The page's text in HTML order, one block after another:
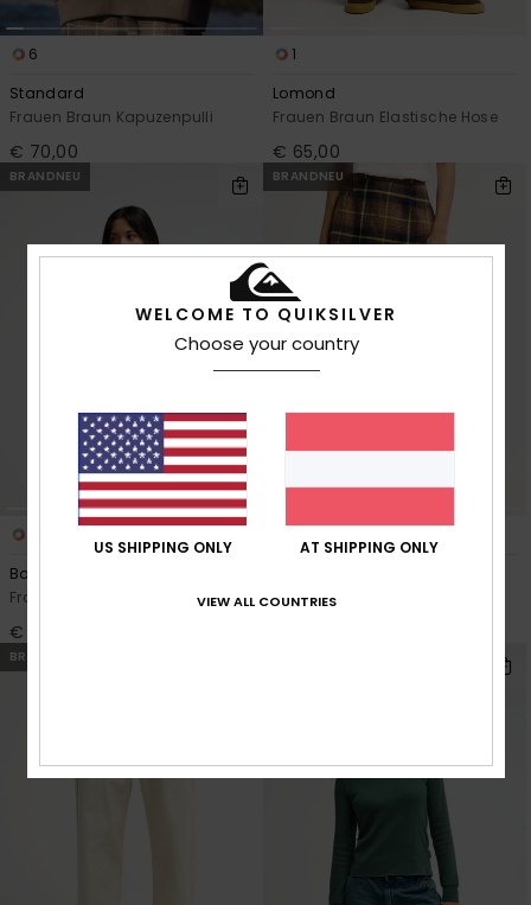
6
Standard
Frauen Braun Kapuzenpulli
€ 70,00
1
Lomond
Frauen Braun Elastische Hose
€ 65,00
BRANDNEU
Boyfriend
Frauen Blau Longsleeve
€ 38,00
BRANDNEU
Frauen Braun Maxirock
BRANDNEU
WELCOME TO QUIKSILVER
Choose your country
US SHIPPING ONLY AT SHIPPING ONLY
VIEW ALL COUNTRIES